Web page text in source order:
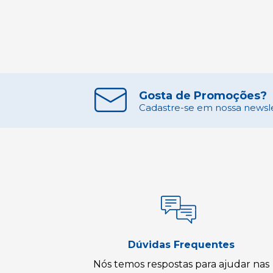
Gosta de Promoções?
Cadastre-se em nossa
Dúvidas Frequentes
Nós temos respostas para ajudar nas